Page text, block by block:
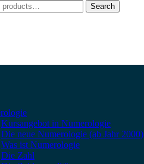
Search
Kursangebot in Numerologie
Die neue Numerologie (ab Jahr 2000)
Was ist Numerologie
Die Zahl